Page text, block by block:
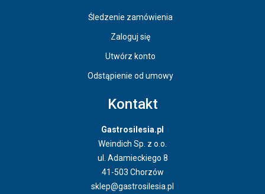
Śledzenie zamówienia
Zaloguj się
Utwórz konto
Odstąpienie od umowy
Kontakt
Gastrosilesia.pl
Weindich Sp. z o.o.
ul. Adamieckiego 8
41-503 Chorzów
sklep@gastrosilesia.pl